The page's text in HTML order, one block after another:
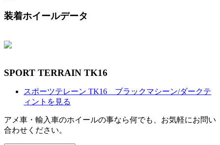
装着ホイールデータ
SPORT TERRAIN TK16
スポーツテレーン TK16 ブラックマシーン/ダークテ
ィントを見る
アメ車・輸入車のホイールの事なら何でも、お気軽にお問い
合わせください。